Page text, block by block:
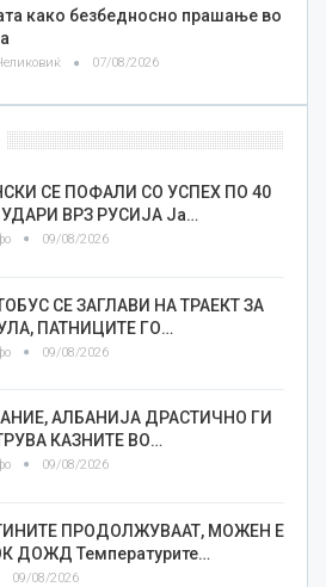
како безбедносно прашање во
07/08/2026
СЕ ПОФАЛИ СО УСПЕХ ПО 40
ВРЗ РУСИЈА Ја…
09/08/2026
СЕ ЗАГЛАВИ НА ТРАЕКТ ЗА
ПАТНИЦИТЕ ГО…
09/08/2026
АЛБАНИЈА ДРАСТИЧНО ГИ
КАЗНИТЕ ВО…
09/08/2026
ПРОДОЛЖУВААТ, МОЖЕН Е
ДОЖД Температурите…
09/08/2026